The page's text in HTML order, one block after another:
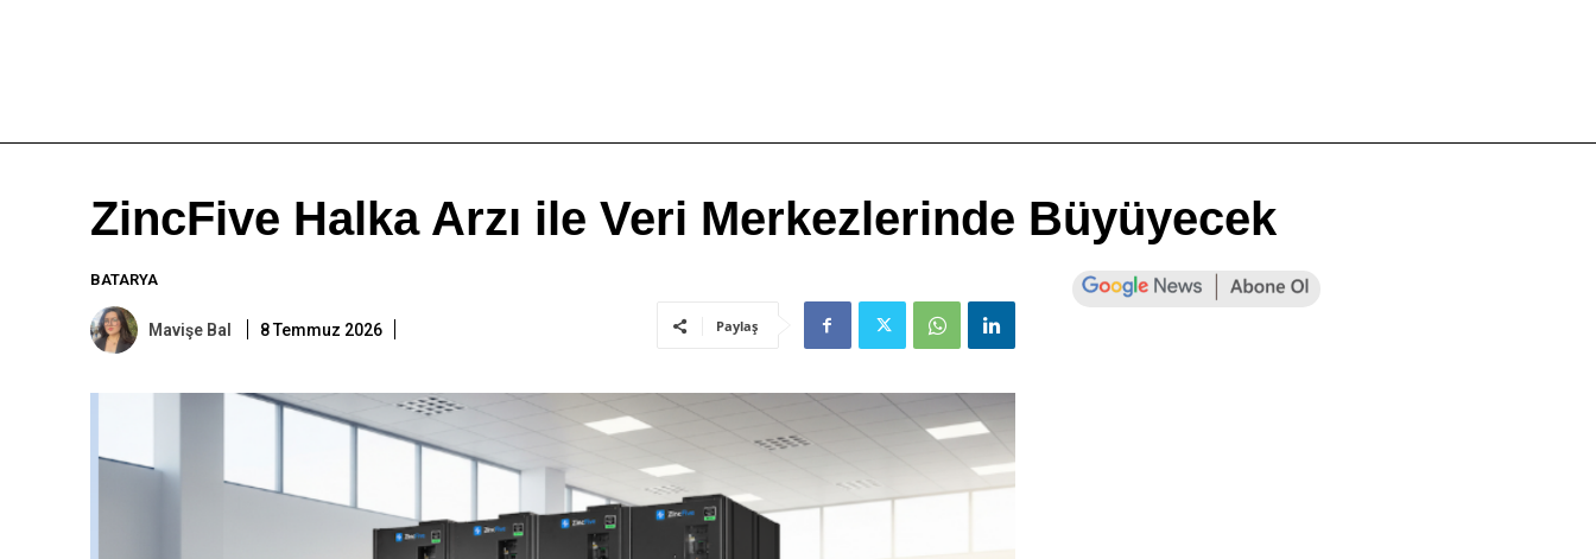
ZincFive Halka Arzı ile Veri Merkezlerinde Büyüyecek
BATARYA
Mavişe Bal 8 Temmuz 2026 Paylaş